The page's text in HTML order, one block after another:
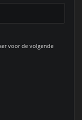
voor de volgende